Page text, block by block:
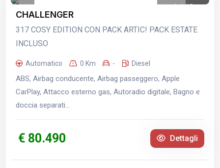
1 /18
CHALLENGER
317 COSY EDITION CON PACK ARTIC! PACK ESTATE
INCLUSO
Automatico 0 Km - Diesel
ABS, Airbag conducente, Airbag passeggero, Apple
CarPlay, Attacco esterno gas, Autoradio digitale, Bagno e
doccia separati...
€ 80.490 Dettagli